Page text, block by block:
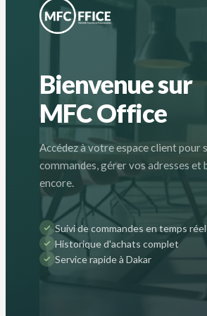
Bienvenue sur
MFC Office
Accédez à votre espace client pour
commandes, gérer vos adresses et
encore.
Suivi de commandes en temps réel
Historique d'achats complet
Service rapide à Dakar